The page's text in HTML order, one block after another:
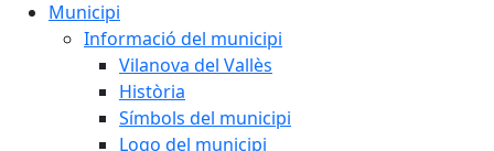
Municipi
Informació del municipi
Vilanova del Vallès
Història
Símbols del municipi
Logo del municipi